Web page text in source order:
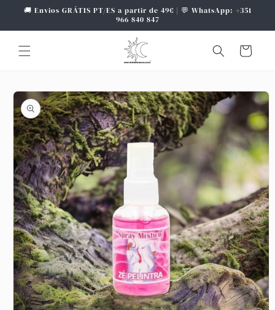
para o
🚚 Envios GRÁTIS PT/ES a partir de 49€ | 💬 WhatsApp: +351
966 840 847
Carrinho
a
informação
do produto